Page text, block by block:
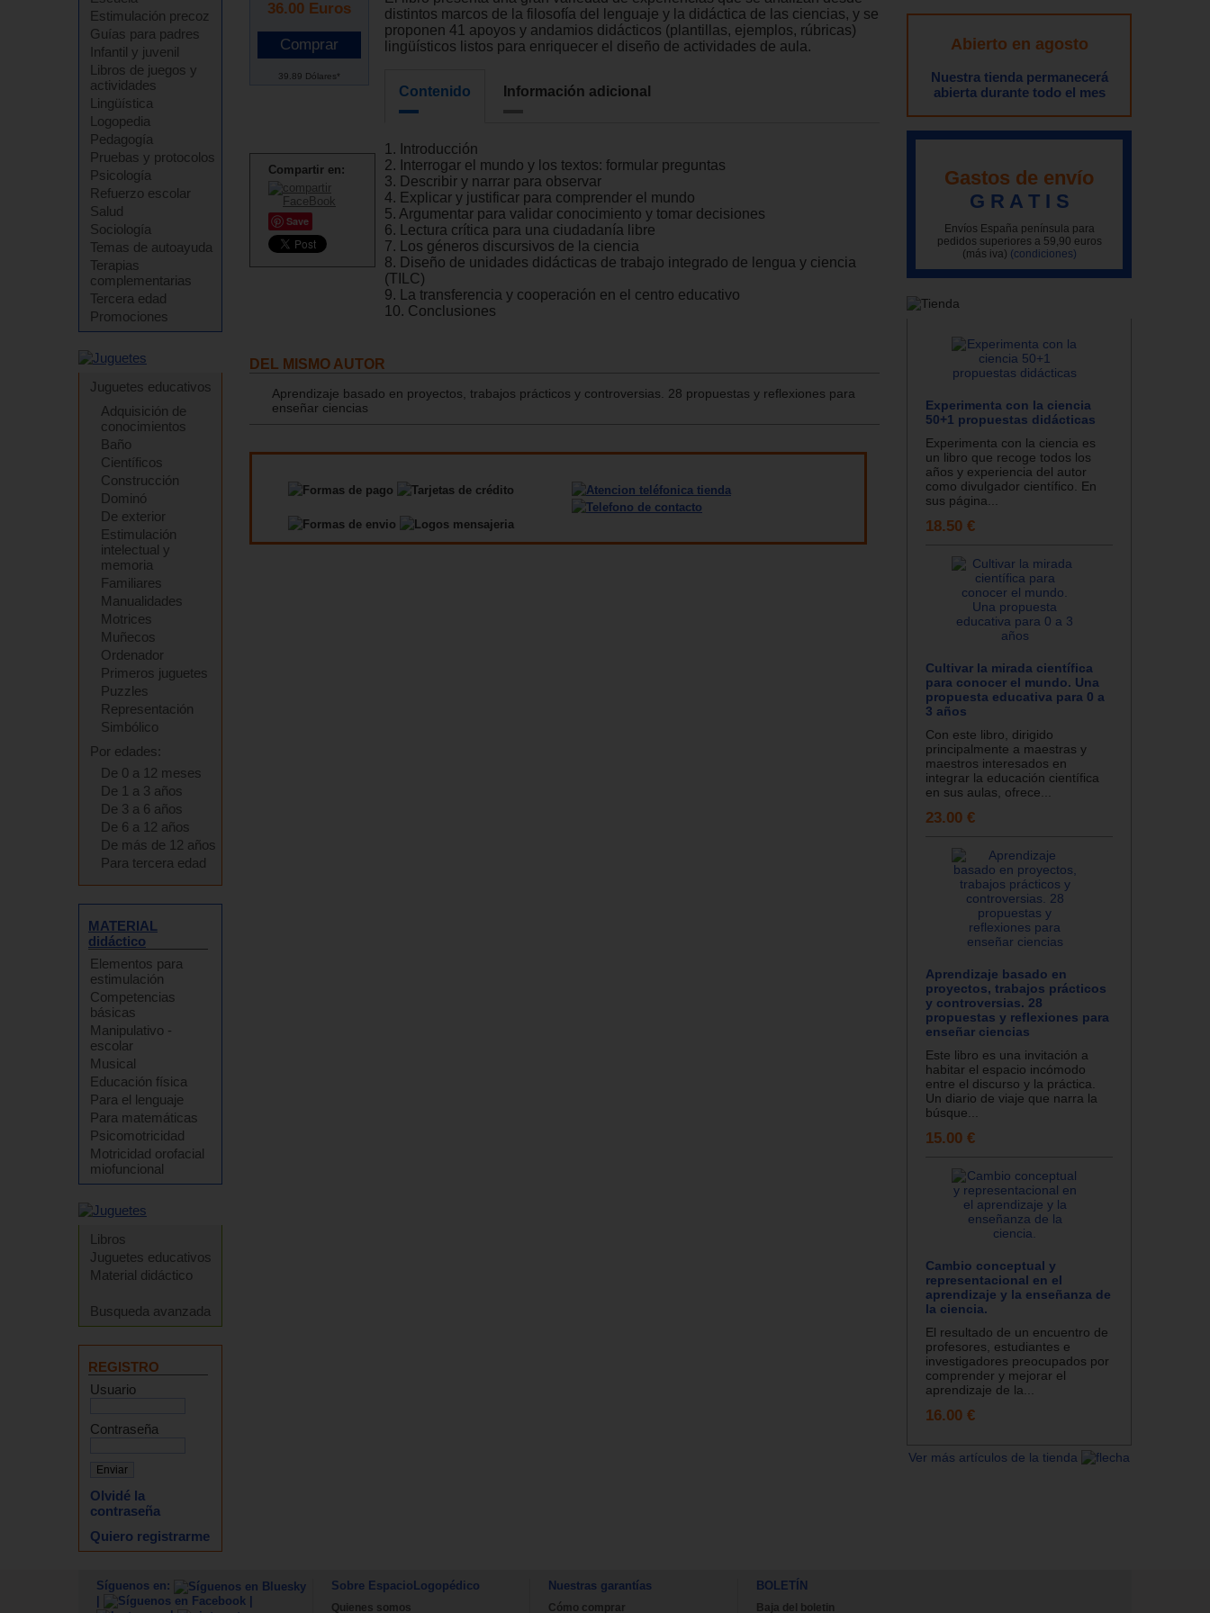
Estimulación precoz
Guías para padres
Infantil y juvenil
Libros de juegos y
actividades
Lingüística
Logopedia
Pedagogía
Pruebas y protocolos
Psicología
Refuerzo escolar
Salud
Sociología
Temas de autoayuda
Terapias
complementarias
Tercera edad
Promociones
Juguetes educativos
Adquisición de
conocimientos
Baño
Científicos
Construcción
Dominó
De exterior
Estimulación
intelectual y
memoria
Familiares
Manualidades
Motrices
Muñecos
Ordenador
Primeros juguetes
Puzzles
Representación
Simbólico
Por edades:
De 0 a 12 meses
De 1 a 3 años
De 3 a 6 años
De 6 a 12 años
De más de 12 años
Para tercera edad
MATERIAL
didáctico
Elementos para
estimulación
Competencias
básicas
Manipulativo -
escolar
Musical
Educación física
Para el lenguaje
Para matemáticas
Psicomotricidad
Motricidad orofacial
miofuncional
Libros
Juguetes educativos
Material didáctico
Busqueda avanzada
REGISTRO
Usuario
Contraseña
Olvidé la
contraseña
Quiero registrarme
36.00 Euros
39.89 Dólares*
Compartir en:
Save
distintos marcos de la filosofía del lenguaje y la didáctica de las ciencias, y se
proponen 41 apoyos y andamios didácticos (plantillas, ejemplos, rúbricas)
lingüísticos listos para enriquecer el diseño de actividades de aula.
Contenido Información adicional
1. Introducción
2. Interrogar el mundo y los textos: formular preguntas
3. Describir y narrar para observar
4. Explicar y justificar para comprender el mundo
5. Argumentar para validar conocimiento y tomar decisiones
6. Lectura crítica para una ciudadanía libre
7. Los géneros discursivos de la ciencia
8. Diseño de unidades didácticas de trabajo integrado de lengua y ciencia
(TILC)
9. La transferencia y cooperación en el centro educativo
10. Conclusiones
DEL MISMO AUTOR
Aprendizaje basado en proyectos, trabajos prácticos y controversias. 28 propuestas y reflexiones para
enseñar ciencias
Abierto en agosto
Nuestra tienda permanecerá
abierta durante todo el mes
Gastos de envío
G R A T I S
Envíos España península para
pedidos superiores a 59,90 euros
(más iva) (condiciones)
Experimenta con la ciencia
50+1 propuestas didácticas
Experimenta con la ciencia es
un libro que recoge todos los
años y experiencia del autor
como divulgador científico. En
sus página...
18.50 €
Cultivar la mirada científica
para conocer el mundo. Una
propuesta educativa para 0 a
3 años
Con este libro, dirigido
principalmente a maestras y
maestros interesados en
integrar la educación científica
en sus aulas, ofrece...
23.00 €
Aprendizaje basado en
proyectos, trabajos prácticos
y controversias. 28
propuestas y reflexiones para
enseñar ciencias
Este libro es una invitación a
habitar el espacio incómodo
entre el discurso y la práctica.
Un diario de viaje que narra la
búsque...
15.00 €
Cambio conceptual y
representacional en el
aprendizaje y la enseñanza de
la ciencia.
El resultado de un encuentro de
profesores, estudiantes e
investigadores preocupados por
comprender y mejorar el
aprendizaje de la...
16.00 €
Ver más artículos de la tienda
Síguenos en:
|
|
Sobre EspacioLogopédico
Quienes somos
Nuestras garantías
Cómo comprar
BOLETÍN
Baja del boletin